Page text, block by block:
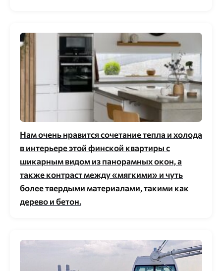
Нам очень нравится сочетание тепла и холода
в интерьере этой финской квартиры с
шикарным видом из панорамных окон, а
также контраст между «мягкими» и чуть
более твердыми материалами, такими как
дерево и бетон.